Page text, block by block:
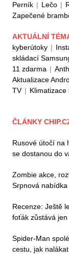
Perník | Lečo |
Zapečené
AKTUÁLNÍ
kyberútoky |
skládací
11 zdarma |
Aktualizace
TV |
ČLÁNKY
Rusové útočí na
se dostanou do
Zombie akce,
Srpnová
Recenze: Ještě
foťák zůstává
Spider-Man
cestu, jak